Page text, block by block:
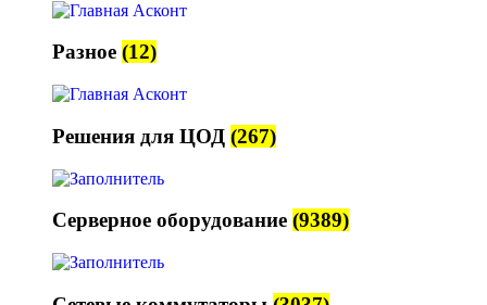
Разное (12)
Решения для ЦОД (267)
Серверное оборудование (9389)